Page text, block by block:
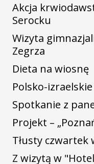
Akcja
Serocku
Wizyta
Zegrza
Dieta na wiosnę
Polsko-
Spotkanie z
Projekt –
Tłusty czwartek
Z wizytą w